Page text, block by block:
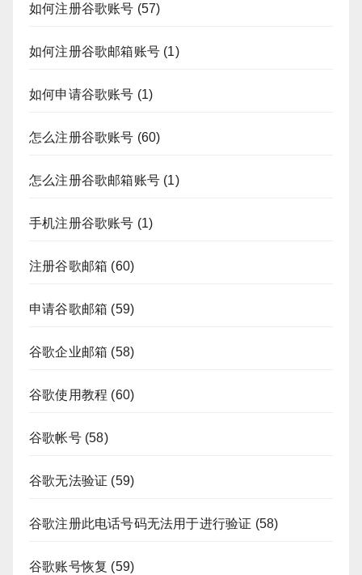
如何注册谷歌账号 (57)
如何注册谷歌邮箱账号 (1)
如何申请谷歌账号 (1)
怎么注册谷歌账号 (60)
怎么注册谷歌邮箱账号 (1)
手机注册谷歌账号 (1)
注册谷歌邮箱 (60)
申请谷歌邮箱 (59)
谷歌企业邮箱 (58)
谷歌使用教程 (60)
谷歌帐号(58)
谷歌无法验证 (59)
谷歌注册此电话号码无法用于进行验证 (58)
谷歌账号恢复 (59)